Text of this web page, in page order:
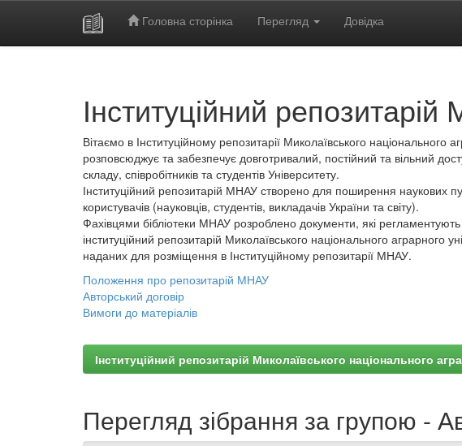
Головна сторінка Перегляд Довідка
Інституційний
Вітаємо в Інституційному репозитарії Миколаївського національного
розповсюджує та забезпечує довготривалий, постійний та вільний
складу, співробітників та студентів Університету.
Інституційний репозитарій МНАУ створено для поширення наукових
користувачів (науковців, студентів, викладачів України та світу).
Фахівцями бібліотеки МНАУ розроблено документи, які
інституційний репозитарій Миколаївського національного аграрного
наданих для розміщення в Інституційному репозитарії МНАУ.
Положення про репозитарій МНАУ
Авторський договір
Вимоги до матеріалів
Інституційний репозитарій Миколаївського національного
Перегляд зібрання за групою -